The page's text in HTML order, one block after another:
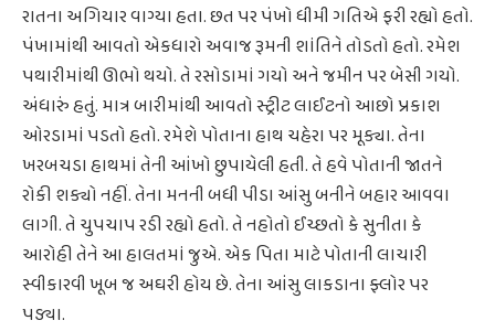
રાતના અગિયાર વાગ્યા હતા. છત પર પંખો ધીમી ગતિએ ફરી રહ્યો હતો.
પંખામાંથી આવતો એકધારો અવાજ રૂમની શાંતિને તોડતો હતો. રમેશ
પથારીમાંથી ઊભો થયો. તે રસોડામાં ગયો અને જમીન પર બેસી ગયો.
અંધારું હતું. માત્ર બારીમાંથી આવતો સ્ટ્રીટ લાઈટનો આછો પ્રકાશ
ઓરડામાં પડતો હતો. રમેશે પોતાના હાથ ચહેરા પર મૂક્યા. તેના
ખરબચડા હાથમાં તેની આંખો છુપાયેલી હતી. તે હવે પોતાની જાતને
રોકી શક્યો નહીં. તેના મનની બધી પીડા આંસુ બનીને બહાર આવવા
લાગી. તે ચુપચાપ રડી રહ્યો હતો. તે નહોતો ઈચ્છતો કે સુનીતા કે
આરોહી તેને આ હાલતમાં જુએ. એક પિતા માટે પોતાની લાચારી
સ્વીકારવી ખૂબ જ અઘરી હોય છે. તેના આંસુ લાકડાના ફ્લોર પર
પડ્યા.